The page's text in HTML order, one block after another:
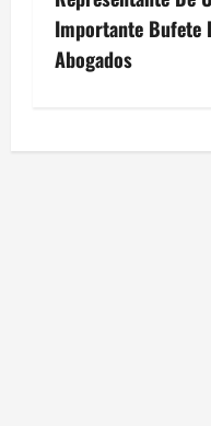
e
a
Importante Bufete
Abogados